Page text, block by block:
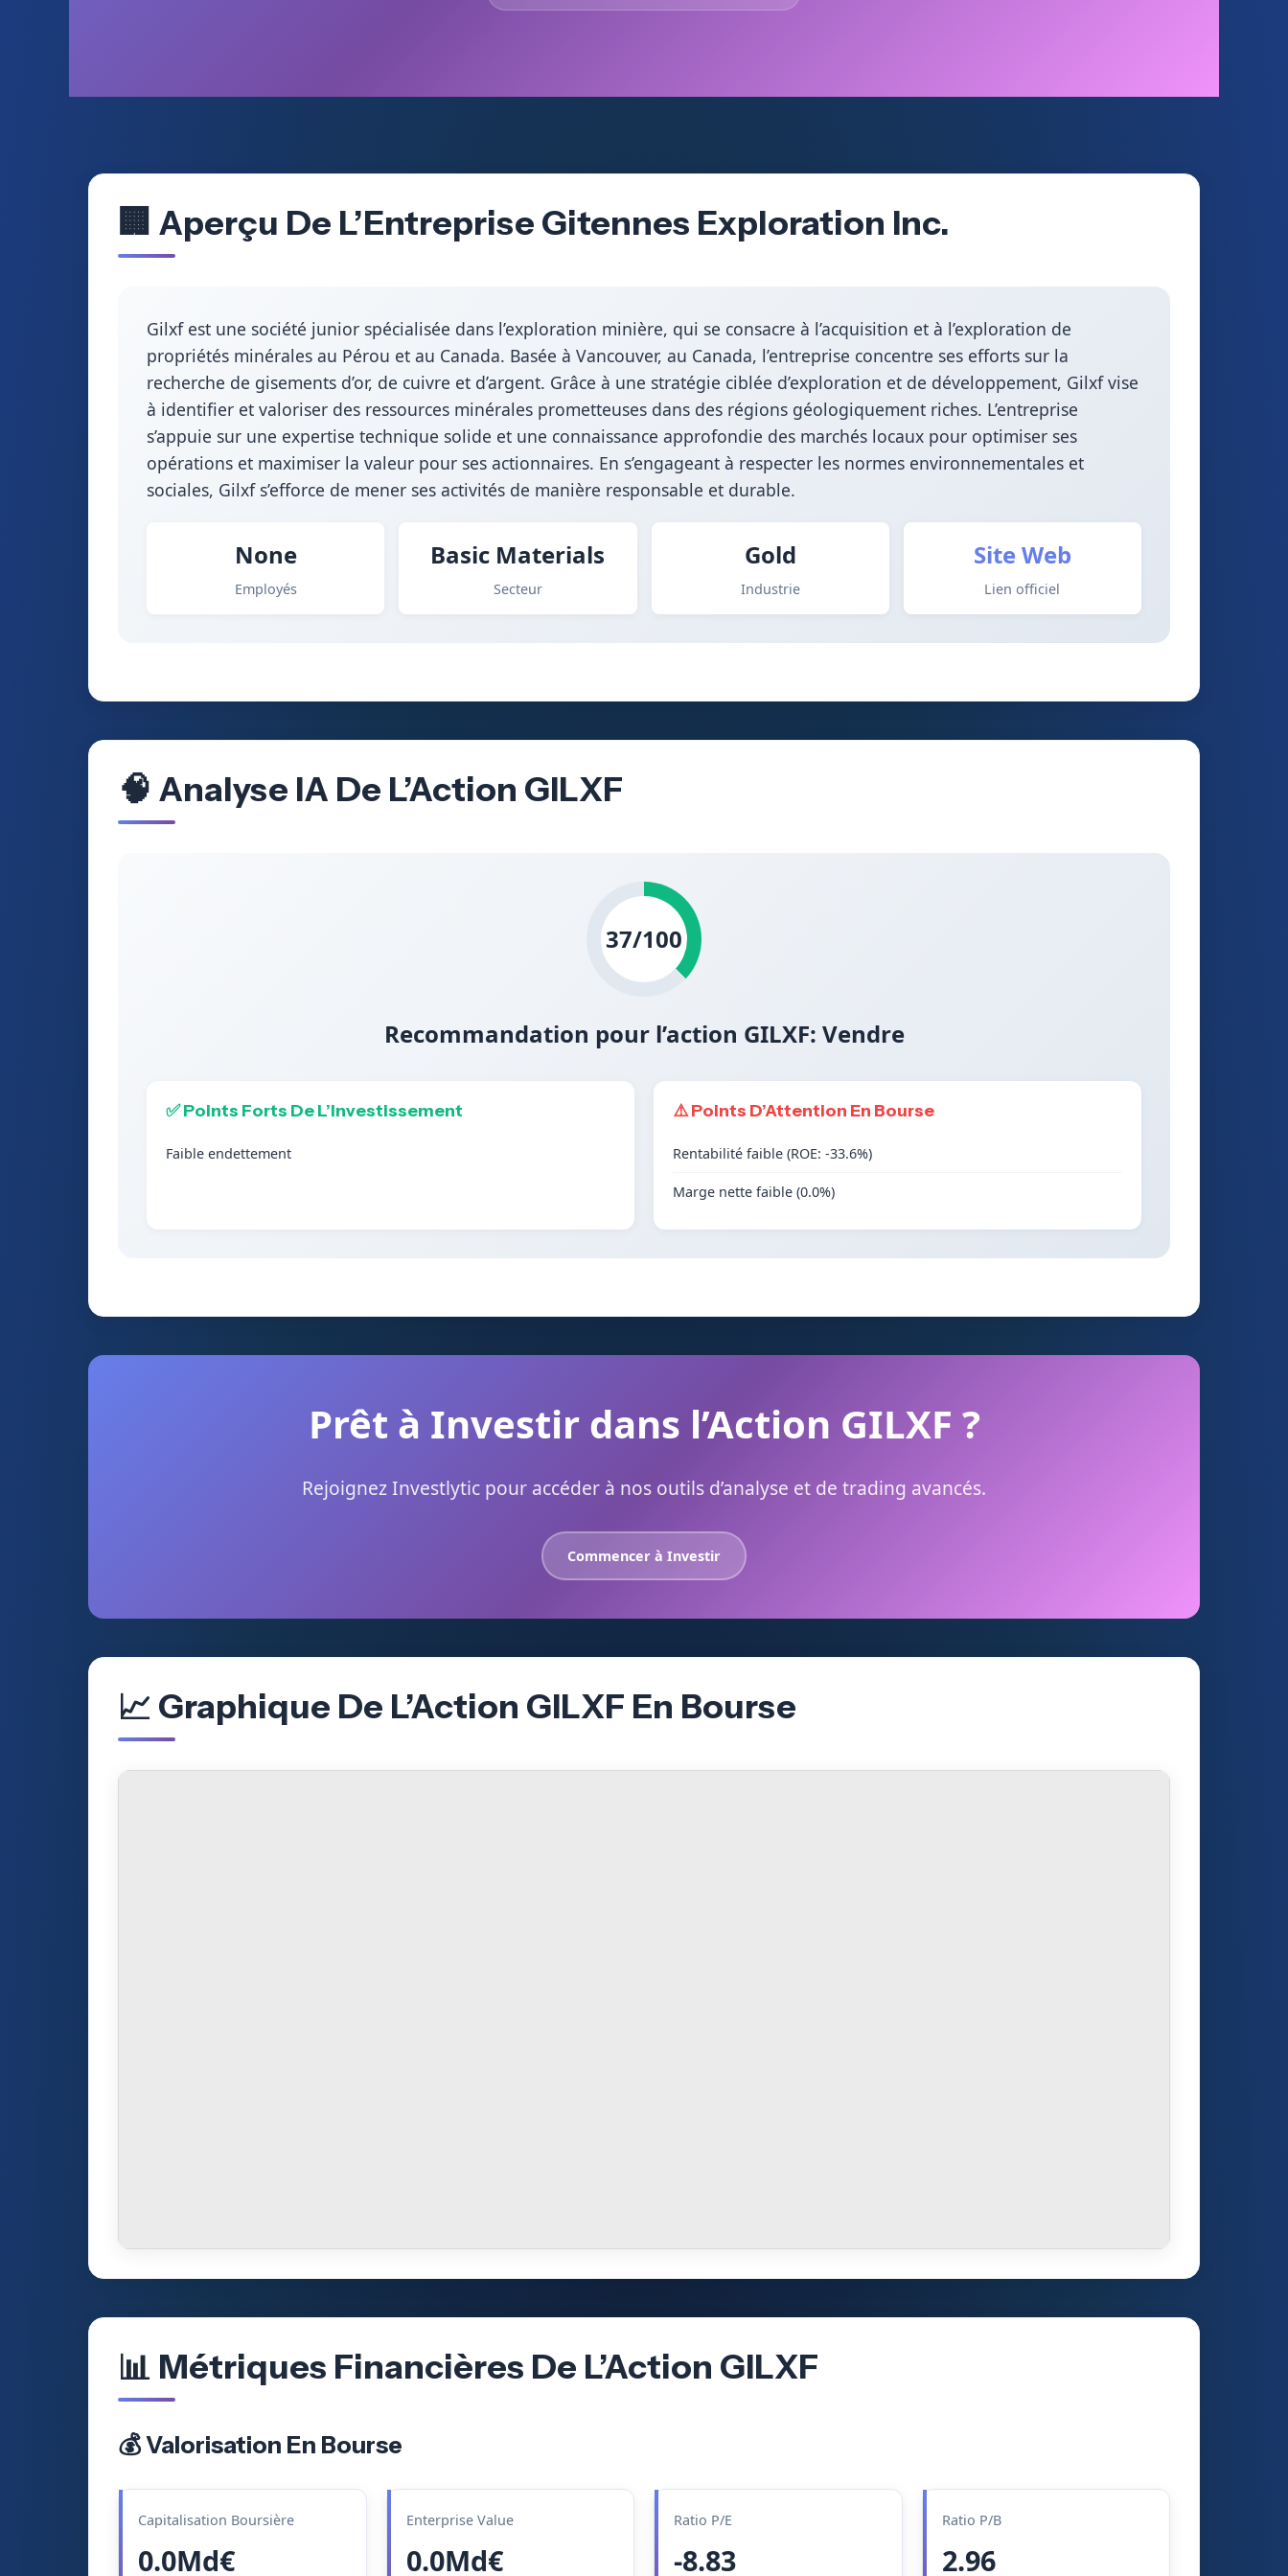
🏢 Aperçu De L’Entreprise Gitennes Exploration Inc.
Gilxf est une société junior spécialisée dans l’exploration minière, qui se consacre à l’acquisition et à l’exploration de
propriétés minérales au Pérou et au Canada. Basée à Vancouver, au Canada, l’entreprise concentre ses efforts sur la
recherche de gisements d’or, de cuivre et d’argent. Grâce à une stratégie ciblée d’exploration et de développement, Gilxf vise
à identifier et valoriser des ressources minérales prometteuses dans des régions géologiquement riches. L’entreprise
s’appuie sur une expertise technique solide et une connaissance approfondie des marchés locaux pour optimiser ses
opérations et maximiser la valeur pour ses actionnaires. En s’engageant à respecter les normes environnementales et
sociales, Gilxf s’efforce de mener ses activités de manière responsable et durable.
None
Employés
Basic Materials
Secteur
Gold
Industrie
Site Web
Lien officiel
🧠 Analyse IA De L’Action GILXF
37/100
Recommandation pour l’action GILXF: Vendre
✅ Points Forts De L’Investissement
Faible endettement
⚠️ Points D’Attention En Bourse
Rentabilité faible (ROE: -33.6%)
Marge nette faible (0.0%)
Prêt à Investir dans l’Action GILXF ?
Rejoignez Investlytic pour accéder à nos outils d’analyse et de trading avancés.
Commencer à Investir
📈 Graphique De L’Action GILXF En Bourse
📊 Métriques Financières De L’Action GILXF
💰 Valorisation En Bourse
Capitalisation Boursière
0.0Md€
Enterprise Value
0.0Md€
Ratio P/E
-8.83
Ratio P/B
2.96